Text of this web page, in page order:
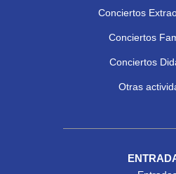
Conciertos
Conciertos
Conciertos
Otras